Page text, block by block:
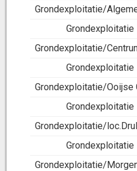
Grondexploitatie/
Grondexploitatie
Grondexploitatie/
Grondexploitatie
Grondexploitatie/Ooijse
Grondexploitatie
Grondexploitatie/
Grondexploitatie
Grondexploitatie/